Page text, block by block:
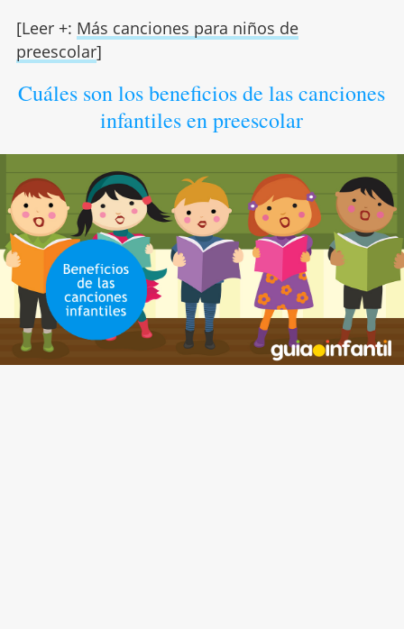
[Leer +: Más canciones para niños de
preescolar]
Cuáles son los beneficios de las canciones
infantiles en preescolar